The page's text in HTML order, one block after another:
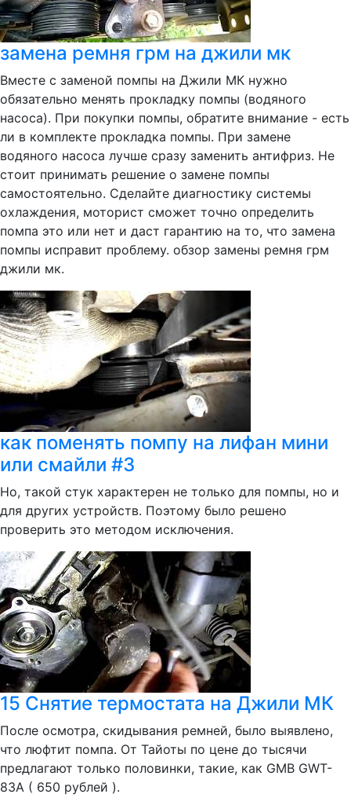
замена ремня грм на джили мк
Вместе с заменой помпы на Джили МК нужно
обязательно менять прокладку помпы (водяного
насоса). При покупки помпы, обратите внимание - есть
ли в комплекте прокладка помпы. При замене
водяного насоса лучше сразу заменить антифриз. Не
стоит принимать решение о замене помпы
самостоятельно. Сделайте диагностику системы
охлаждения, моторист сможет точно определить
помпа это или нет и даст гарантию на то, что замена
помпы исправит проблему. обзор замены ремня грм
джили мк.
как поменять помпу на лифан мини
или смайли #3
Но, такой стук характерен не только для помпы, но и
для других устройств. Поэтому было решено
проверить это методом исключения.
15 Снятие термостата на Джили МК
После осмотра, скидывания ремней, было выявлено,
что люфтит помпа. От Тайоты по цене до тысячи
предлагают только половинки, такие, как GMB GWT-
83A ( 650 рублей ).